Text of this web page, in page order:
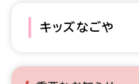
キッズなごや